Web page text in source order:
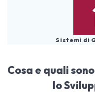
Sistemi di
Cosa e quali
lo